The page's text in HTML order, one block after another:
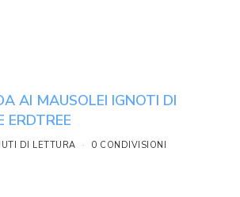
AI MAUSOLEI IGNOTI DI
DI LETTURA 0 CONDIVISIONI